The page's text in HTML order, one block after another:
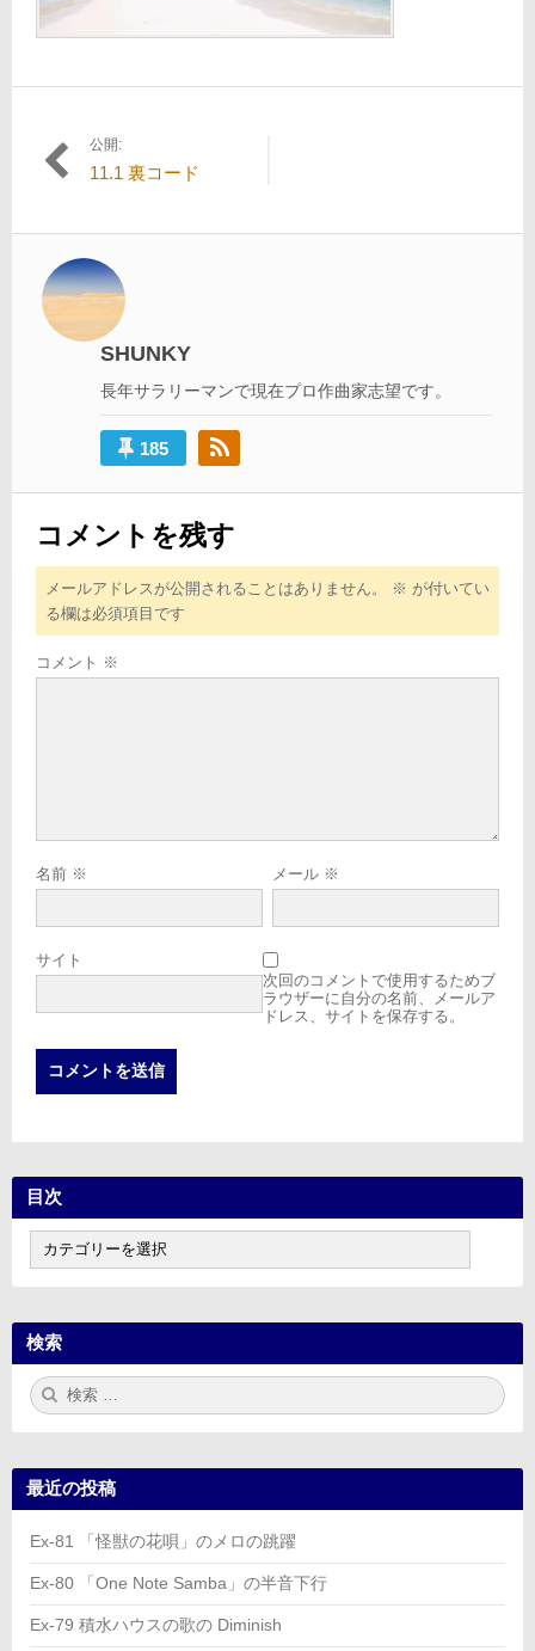
ク:
投
ナ
ビ
ゲ
ー
公開:
11.1 裏コード
SHUNKY
長年サラリーマンで現在プロ作曲家志望です。
185
コメントを残す
メールアドレスが公開されることはありません。 ※ が付いてい
る欄は必須項目です
コメント ※
名前 ※ メール ※
サイト
次回のコメントで使用するためブ
ラウザーに自分の名前、メールア
ドレス、サイトを保存する。
目次
次
検索
検
索:
最近の投稿
Ex-81 「怪獣の花唄」のメロの跳躍
Ex-80 「One Note Samba」の半音下行
Ex-79 積水ハウスの歌の Diminish